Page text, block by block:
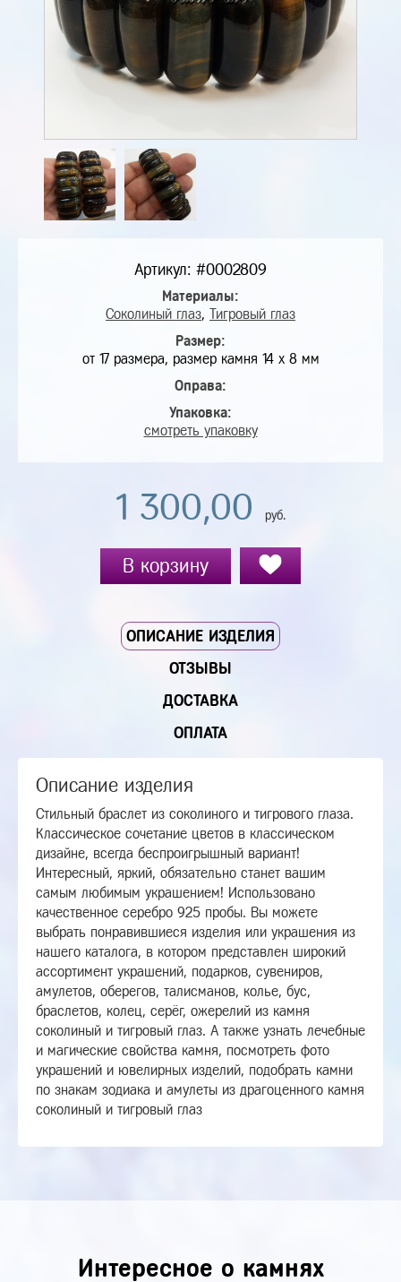
Артикул: #0002809
Материалы:
Соколиный глаз, Тигровый глаз
Размер:
от 17 размера, размер камня 14 х 8 мм
Оправа:
Упаковка:
смотреть упаковку
1 300,00 руб.
В корзину
ОПИСАНИЕ ИЗДЕЛИЯ
ОТЗЫВЫ
ДОСТАВКА
ОПЛАТА
Описание изделия
Стильный браслет из соколиного и тигрового глаза.
Классическое сочетание цветов в классическом
дизайне, всегда беспроигрышный вариант!
Интересный, яркий, обязательно станет вашим
самым любимым украшением! Использовано
качественное серебро 925 пробы. Вы можете
выбрать понравившиеся изделия или украшения из
нашего каталога, в котором представлен широкий
ассортимент украшений, подарков, сувениров,
амулетов, оберегов, талисманов, колье, бус,
браслетов, колец, серёг, ожерелий из камня
соколиный и тигровый глаз. А также узнать лечебные
и магические свойства камня, посмотреть фото
украшений и ювелирных изделий, подобрать камни
по знакам зодиака и амулеты из драгоценного камня
соколиный и тигровый глаз
Интересное о камнях